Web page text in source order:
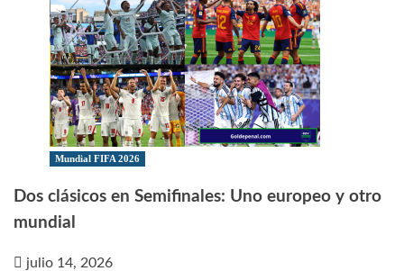
Mundial FIFA 2026
Dos clásicos en Semifinales: Uno europeo y otro
mundial
julio 14, 2026